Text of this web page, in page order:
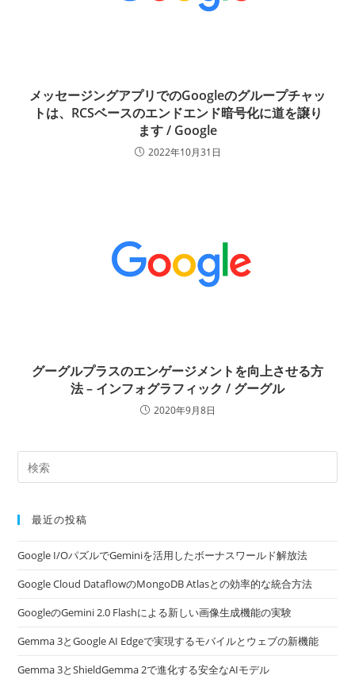
メッセージングアプリでのGoogleのグループチャッ
トは、RCSベースのエンドエンド暗号化に道を譲り
ます / Google
2022年10月31日
グーグルプラスのエンゲージメントを向上させる方
法 – インフォグラフィック / グーグル
2020年9月8日
最近の投稿
Google I/OパズルでGeminiを活用したボーナスワールド解放法
Google Cloud DataflowのMongoDB Atlasとの効率的な統合方法
GoogleのGemini 2.0 Flashによる新しい画像生成機能の実験
Gemma 3とGoogle AI Edgeで実現するモバイルとウェブの新機能
Gemma 3とShieldGemma 2で進化する安全なAIモデル